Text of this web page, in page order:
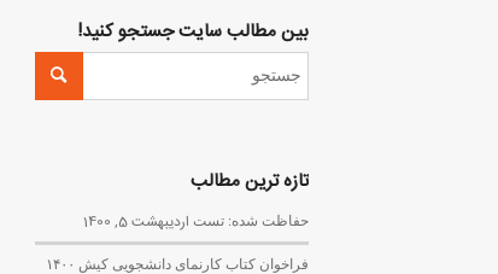
بین مطالب سایت جستجو کنید!
تازه ترین مطالب
حفاظت شده: تست اردیبهشت 5, 1400
فراخوان کتاب کارنمای دانشجویی کیش ۱۴۰۰